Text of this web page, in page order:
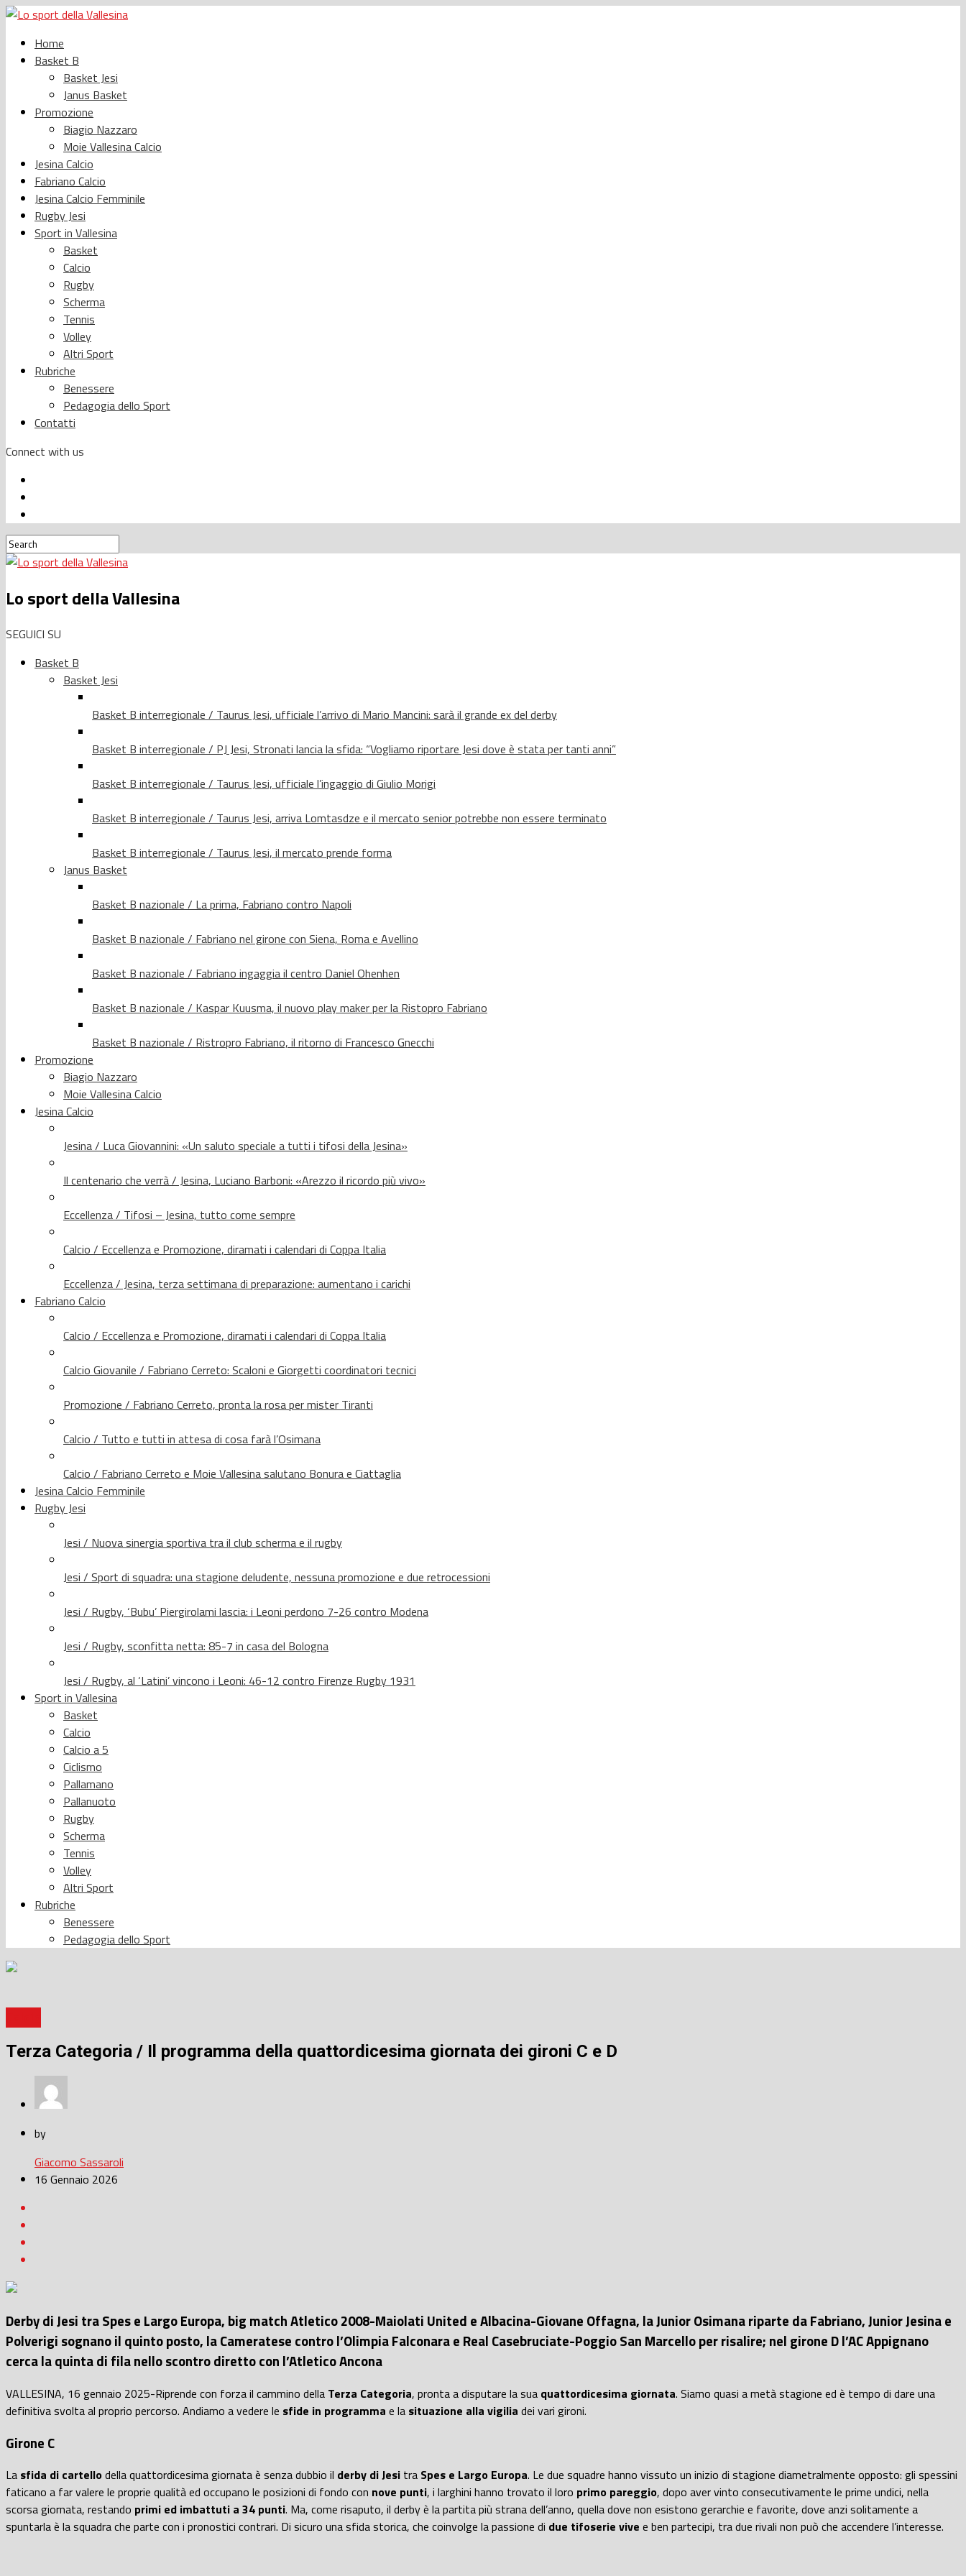
Home
Basket B
Basket Jesi
Janus Basket
Promozione
Biagio Nazzaro
Moie Vallesina Calcio
Jesina Calcio
Fabriano Calcio
Jesina Calcio Femminile
Rugby Jesi
Sport in Vallesina
Basket
Calcio
Rugby
Scherma
Tennis
Volley
Altri Sport
Rubriche
Benessere
Pedagogia dello Sport
Contatti
Connect with us
Lo sport della Vallesina
SEGUICI SU
Basket B
Basket Jesi
Basket B interregionale / Taurus Jesi, ufficiale l’arrivo di Mario Mancini: sarà il grande ex del derby
Basket B interregionale / PJ Jesi, Stronati lancia la sfida: “Vogliamo riportare Jesi dove è stata per tanti anni”
Basket B interregionale / Taurus Jesi, ufficiale l’ingaggio di Giulio Morigi
Basket B interregionale / Taurus Jesi, arriva Lomtasdze e il mercato senior potrebbe non essere terminato
Basket B interregionale / Taurus Jesi, il mercato prende forma
Janus Basket
Basket B nazionale / La prima, Fabriano contro Napoli
Basket B nazionale / Fabriano nel girone con Siena, Roma e Avellino
Basket B nazionale / Fabriano ingaggia il centro Daniel Ohenhen
Basket B nazionale / Kaspar Kuusma, il nuovo play maker per la Ristopro Fabriano
Basket B nazionale / Ristropro Fabriano, il ritorno di Francesco Gnecchi
Promozione
Biagio Nazzaro
Moie Vallesina Calcio
Jesina Calcio
Jesina / Luca Giovannini: «Un saluto speciale a tutti i tifosi della Jesina»
Il centenario che verrà / Jesina, Luciano Barboni: «Arezzo il ricordo più vivo»
Eccellenza / Tifosi – Jesina, tutto come sempre
Calcio / Eccellenza e Promozione, diramati i calendari di Coppa Italia
Eccellenza / Jesina, terza settimana di preparazione: aumentano i carichi
Fabriano Calcio
Calcio / Eccellenza e Promozione, diramati i calendari di Coppa Italia
Calcio Giovanile / Fabriano Cerreto: Scaloni e Giorgetti coordinatori tecnici
Promozione / Fabriano Cerreto, pronta la rosa per mister Tiranti
Calcio / Tutto e tutti in attesa di cosa farà l’Osimana
Calcio / Fabriano Cerreto e Moie Vallesina salutano Bonura e Ciattaglia
Jesina Calcio Femminile
Rugby Jesi
Jesi / Nuova sinergia sportiva tra il club scherma e il rugby
Jesi / Sport di squadra: una stagione deludente, nessuna promozione e due retrocessioni
Jesi / Rugby, ‘Bubu’ Piergirolami lascia: i Leoni perdono 7-26 contro Modena
Jesi / Rugby, sconfitta netta: 85-7 in casa del Bologna
Jesi / Rugby, al ‘Latini’ vincono i Leoni: 46-12 contro Firenze Rugby 1931
Sport in Vallesina
Basket
Calcio
Calcio a 5
Ciclismo
Pallamano
Pallanuoto
Rugby
Scherma
Tennis
Volley
Altri Sport
Rubriche
Benessere
Pedagogia dello Sport
Terza Categoria / Il programma della quattordicesima giornata dei gironi C e D
by
Giacomo Sassaroli
16 Gennaio 2026
Derby di Jesi tra Spes e Largo Europa, big match Atletico 2008-Maiolati United e Albacina-Giovane Offagna, la Junior Osimana riparte da Fabriano, Junior Jesina e
Polverigi sognano il quinto posto, la Cameratese contro l’Olimpia Falconara e Real Casebruciate-Poggio San Marcello per risalire; nel girone D l’AC Appignano
cerca la quinta di fila nello scontro diretto con l’Atletico Ancona
VALLESINA, 16 gennaio 2025-Riprende con forza il cammino della Terza Categoria, pronta a disputare la sua quattordicesima giornata. Siamo quasi a metà stagione ed è tempo di dare una
definitiva svolta al proprio percorso. Andiamo a vedere le sfide in programma e la situazione alla vigilia dei vari gironi.
Girone C
La sfida di cartellodella quattordicesima giornata è senza dubbio il derby di Jesi tra Spes e Largo Europa. Le due squadre hanno vissuto un inizio di stagione diametralmente opposto: gli spessini
faticano a far valere le proprie qualità ed occupano le posizioni di fondo con nove punti, i larghini hanno trovato il loro primo pareggio, dopo aver vinto consecutivamente le prime undici, nella
scorsa giornata, restando primi ed imbattuti a 34 punti. Ma, come risaputo, il derby è la partita più strana dell’anno, quella dove non esistono gerarchie e favorite, dove anzi solitamente a
spuntarla è la squadra che parte con i pronostici contrari. Di sicuro una sfida storica, che coinvolge la passione di due tifoserie vive e ben partecipi, tra due rivali non può che accendere l’interesse.